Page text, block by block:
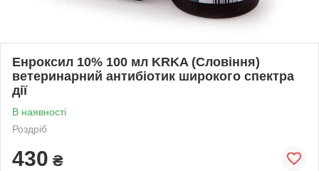
Енроксил 10% 100 мл KRKA (Словіння)
ветеринарний антибіотик широкого спектра
дії
В наявності
Роздріб
430 ₴